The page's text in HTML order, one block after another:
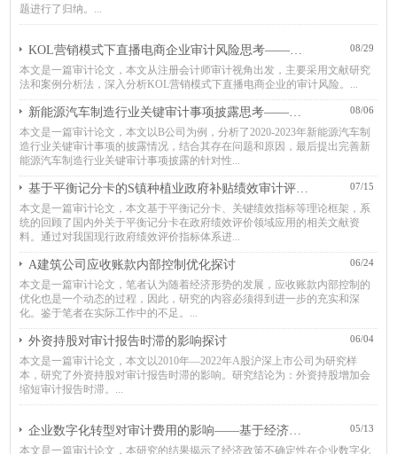
题进行了归纳。...
08/29
本文是一篇审计论文，本文从注册会计师审计视角出发，主要采用文献研究
法和案例分析法，深入分析KOL营销模式下直播电商企业的审计风险。...
08/06
本文是一篇审计论文，本文以B公司为例，分析了2020-2023年新能源汽车制
造行业关键审计事项的披露情况，结合其存在问题和原因，最后提出完善新
能源汽车制造行业关键审计事项披露的针对性...
07/15
本文是一篇审计论文，本文基于平衡记分卡、关键绩效指标等理论框架，系
统的回顾了国内外关于平衡记分卡在政府绩效评价领域应用的相关文献资
料。通过对我国现行政府绩效评价指标体系进...
A建筑公司应收账款内部控制优化探讨 06/24
本文是一篇审计论文，笔者认为随着经济形势的发展，应收账款内部控制的
优化也是一个动态的过程，因此，研究的内容必须得到进一步的充实和深
化。鉴于笔者在实际工作中的不足。...
外资持股对审计报告时滞的影响探讨 06/04
本文是一篇审计论文，本文以2010年—2022年A股沪深上市公司为研究样
本，研究了外资持股对审计报告时滞的影响。研究结论为：外资持股增加会
缩短审计报告时滞。...
05/13
本文是一篇审计论文，本研究的结果揭示了经济政策不确定性在企业数字化